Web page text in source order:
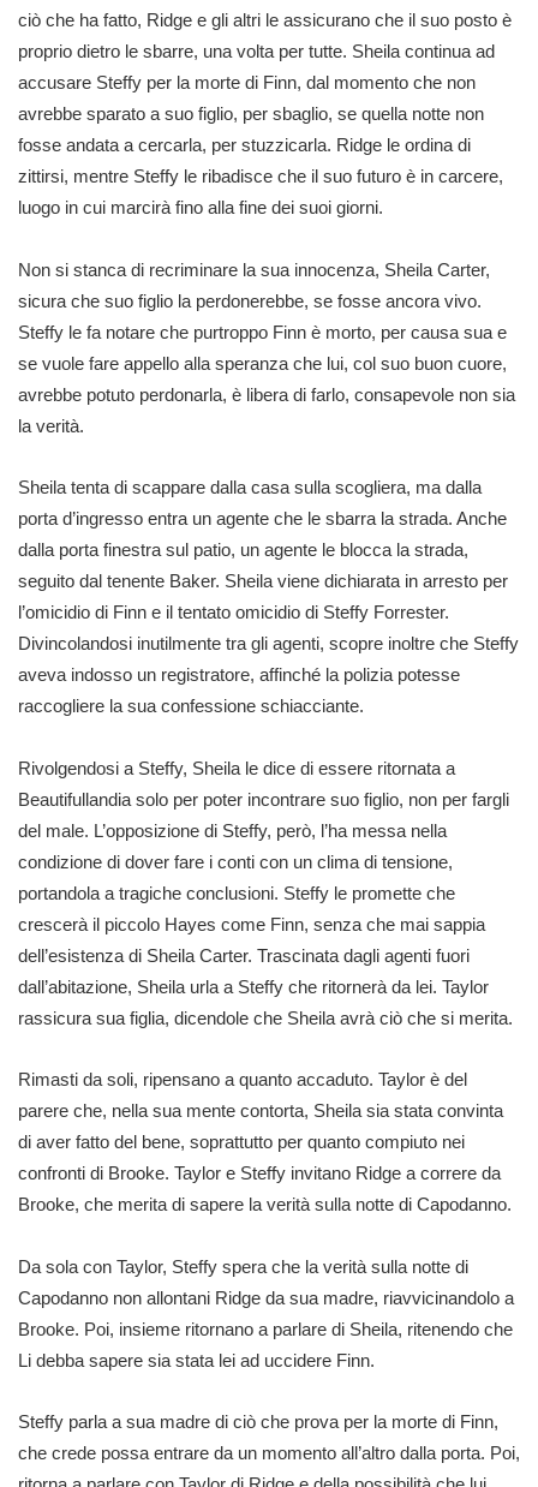
ciò che ha fatto, Ridge e gli altri le assicurano che il suo posto è
proprio dietro le sbarre, una volta per tutte. Sheila continua ad
accusare Steffy per la morte di Finn, dal momento che non
avrebbe sparato a suo figlio, per sbaglio, se quella notte non
fosse andata a cercarla, per stuzzicarla. Ridge le ordina di
zittirsi, mentre Steffy le ribadisce che il suo futuro è in carcere,
luogo in cui marcirà fino alla fine dei suoi giorni.
Non si stanca di recriminare la sua innocenza, Sheila Carter,
sicura che suo figlio la perdonerebbe, se fosse ancora vivo.
Steffy le fa notare che purtroppo Finn è morto, per causa sua e
se vuole fare appello alla speranza che lui, col suo buon cuore,
avrebbe potuto perdonarla, è libera di farlo, consapevole non sia
la verità.
Sheila tenta di scappare dalla casa sulla scogliera, ma dalla
porta d’ingresso entra un agente che le sbarra la strada. Anche
dalla porta finestra sul patio, un agente le blocca la strada,
seguito dal tenente Baker. Sheila viene dichiarata in arresto per
l’omicidio di Finn e il tentato omicidio di Steffy Forrester.
Divincolandosi inutilmente tra gli agenti, scopre inoltre che Steffy
aveva indosso un registratore, affinché la polizia potesse
raccogliere la sua confessione schiacciante.
Rivolgendosi a Steffy, Sheila le dice di essere ritornata a
Beautifullandia solo per poter incontrare suo figlio, non per fargli
del male. L’opposizione di Steffy, però, l’ha messa nella
condizione di dover fare i conti con un clima di tensione,
portandola a tragiche conclusioni. Steffy le promette che
crescerà il piccolo Hayes come Finn, senza che mai sappia
dell’esistenza di Sheila Carter. Trascinata dagli agenti fuori
dall’abitazione, Sheila urla a Steffy che ritornerà da lei. Taylor
rassicura sua figlia, dicendole che Sheila avrà ciò che si merita.
Rimasti da soli, ripensano a quanto accaduto. Taylor è del
parere che, nella sua mente contorta, Sheila sia stata convinta
di aver fatto del bene, soprattutto per quanto compiuto nei
confronti di Brooke. Taylor e Steffy invitano Ridge a correre da
Brooke, che merita di sapere la verità sulla notte di Capodanno.
Da sola con Taylor, Steffy spera che la verità sulla notte di
Capodanno non allontani Ridge da sua madre, riavvicinandolo a
Brooke. Poi, insieme ritornano a parlare di Sheila, ritenendo che
Li debba sapere sia stata lei ad uccidere Finn.
Steffy parla a sua madre di ciò che prova per la morte di Finn,
che crede possa entrare da un momento all’altro dalla porta. Poi,